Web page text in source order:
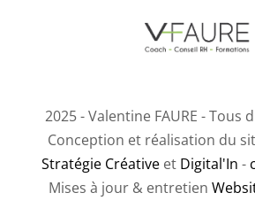
2025 - Valentine FAURE - Tous
Conception et réalisation du
Stratégie Créative et Digital'In -
Mises à jour & entretien